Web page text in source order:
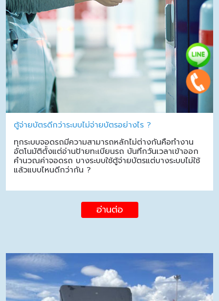
ตู้จ่ายบัตรดีกว่าระบบไม่จ่ายบัตรอย่างไร ?
ทุกระบบจอดรถมีความสามารถหลักไม่ต่างกันคือทำงาน
อัตโนมัติตั้งแต่อ่านป้ายทะเบียนรถ บันทึกวันเวลาเข้าออก
คำนวณค่าจอดรถ บางระบบใช้ตู้จ่ายบัตรแต่บางระบบไม่ใช้
แล้วแบบไหนดีกว่ากัน ?
อ่านต่อ